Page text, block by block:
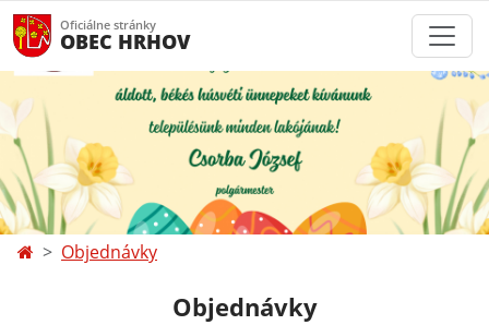
Oficiálne stránky
OBEC HRHOV
Objednávky
Objednávky